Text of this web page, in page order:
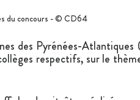
du concours - © CD64
des Pyrénées-Atlantiques
respectifs, sur le